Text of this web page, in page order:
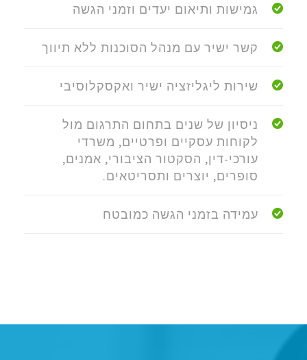
גמישות ותיאום יעדים וזמני הגשה
קשר ישיר עם מנהל הסוכנות ללא תיווך
שירות ליגליזציה ישיר ואקסקלוסיבי
ניסיון של שנים בתחום התרגום מול
לקוחות עסקיים ופרטיים, משרדי
עורכי-דין, הסקטור הציבורי, אמנים,
סופרים, יוצרים ותסריטאים.
עמידה בזמני הגשה כמובטח